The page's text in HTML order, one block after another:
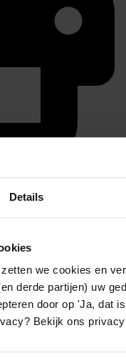
Details
we cookies en
derde partijen) uw
door op 'Ja, dat
Bekijk ons